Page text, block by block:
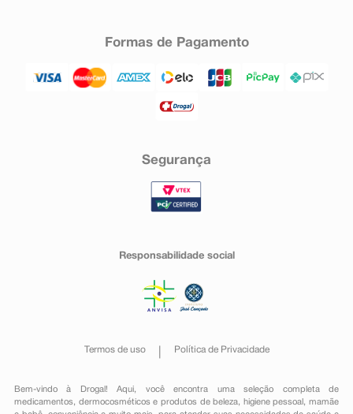
Formas de Pagamento
Segurança
Responsabilidade social
Termos de uso Política de Privacidade
Bem-vindo à Drogal! Aqui, você encontra uma seleção completa de
medicamentos , dermocosméticos e produtos de beleza, higiene pessoal ,mamãe